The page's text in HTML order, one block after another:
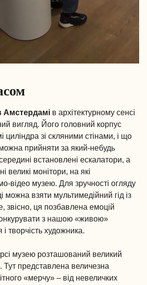
Амстердамі в архітектурному сенсі
вигляд. Його головний корпус
циліндра зі скляними стінами, і що
прийняти за який-небудь
встановлені ескалатори, а
великі монітори, на які
відео музею. Для зручності огляду
можна взяти мультимедійний гід із
звісно, ця позбавлена емоцій
з нашою «живою»
творчість художника.
музею розташований великий
Тут представлена величезна
«мерчу» – від невеличких